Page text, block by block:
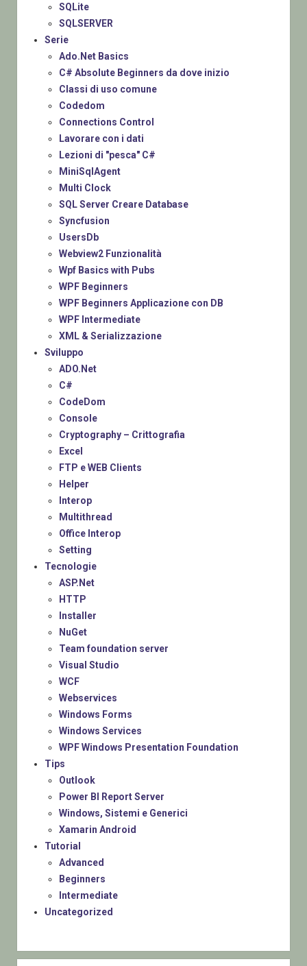
SQLite
SQLSERVER
Serie
Ado.Net Basics
C# Absolute Beginners da dove inizio
Classi di uso comune
Codedom
Connections Control
Lavorare con i dati
Lezioni di "pesca" C#
MiniSqlAgent
Multi Clock
SQL Server Creare Database
Syncfusion
UsersDb
Webview2 Funzionalità
Wpf Basics with Pubs
WPF Beginners
WPF Beginners Applicazione con DB
WPF Intermediate
XML & Serializzazione
Sviluppo
ADO.Net
C#
CodeDom
Console
Cryptography – Crittografia
Excel
FTP e WEB Clients
Helper
Interop
Multithread
Office Interop
Setting
Tecnologie
ASP.Net
HTTP
Installer
NuGet
Team foundation server
Visual Studio
WCF
Webservices
Windows Forms
Windows Services
WPF Windows Presentation Foundation
Tips
Outlook
Power BI Report Server
Windows, Sistemi e Generici
Xamarin Android
Tutorial
Advanced
Beginners
Intermediate
Uncategorized